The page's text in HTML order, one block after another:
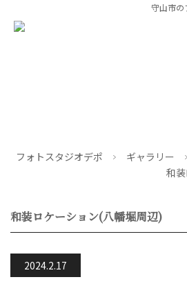
守山市の
フォトスタジオデポ ギャラリー
和
和装ロケーション(八幡堀周辺)
2024.2.17